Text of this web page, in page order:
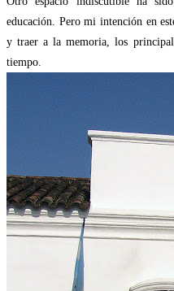
educación. Pero mi intención en
y traer a la memoria, los
tiempo.